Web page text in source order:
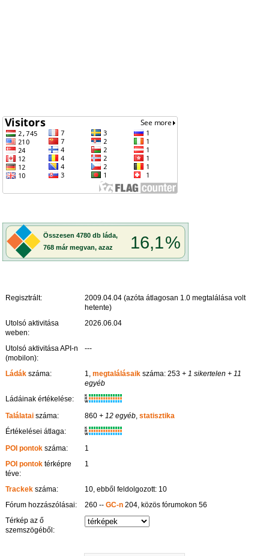
Regisztrált:
2009.04.04 (azóta átlagosan 1.0 megtalálása volt
hetente)
Utolsó aktivitása
weben:
2026.06.04
Utolsó aktivitása API-n
(mobilon):
---
Ládák száma: 1,megtalálásaik száma: 253 + 1 sikertelen + 11
egyéb
Ládáinak értékelése:
K
R
W
Találatai száma: 860 + 12 egyéb,statisztika
Értékelései átlaga:
K
R
W
POI pontok száma:
1
POI pontok térképre
téve:
1
Trackek száma:
10, ebből feldolgozott: 10
Fórum hozzászólásai:
260 --GC-n 204, közös fórumokon 56
Térkép az ő
szemszögéből: